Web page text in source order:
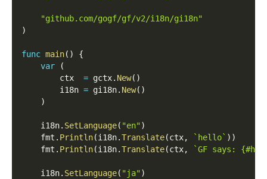
"github.com/gogf/gf/v2/i18n/gi18n"
)
func main( )
{
var
(
        ctx
= gctx. New( )
        i18n
= gi18n. New( )
)
    i18n
. SetLanguage( "en")
    fmt
. Println(i18n.Translate(ctx, `hello` ) )
    fmt
. Println(i18n.Translate(ctx, `GF says:
    i18n
. SetLanguage( "ja")